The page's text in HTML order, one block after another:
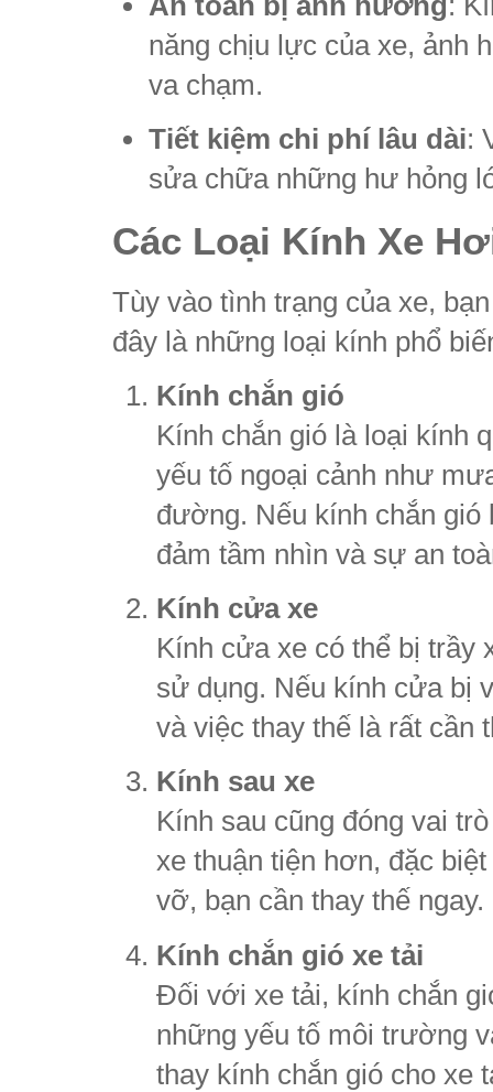
năng chịu lực của xe, ảnh
va chạm.
Tiết kiệm chi phí lâu dài:
sửa chữa những hư hỏng
Các Loại Kính Xe
Tùy vào tình trạng của xe,
đây là những loại kính phổ
Kính chắn gió
Kính chắn gió là loại kính
yếu tố ngoại cảnh như
đường. Nếu kính chắn gió
đảm tầm nhìn và sự an
Kính cửa xe
Kính cửa xe có thể bị trầy
sử dụng. Nếu kính cửa bị
và việc thay thế là rất cần
Kính sau xe
Kính sau cũng đóng vai
xe thuận tiện hơn, đặc
vỡ, bạn cần thay thế ngay.
Kính chắn gió xe tải
Đối với xe tải, kính chắn
những yếu tố môi trường
thay kính chắn gió cho xe